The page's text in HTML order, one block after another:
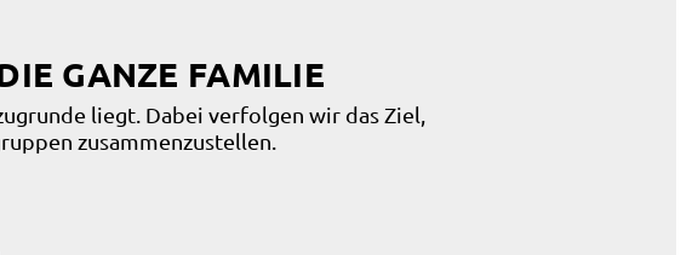
GANZE FAMILIE
liegt. Dabei verfolgen wir das Ziel,
zusammenzustellen.